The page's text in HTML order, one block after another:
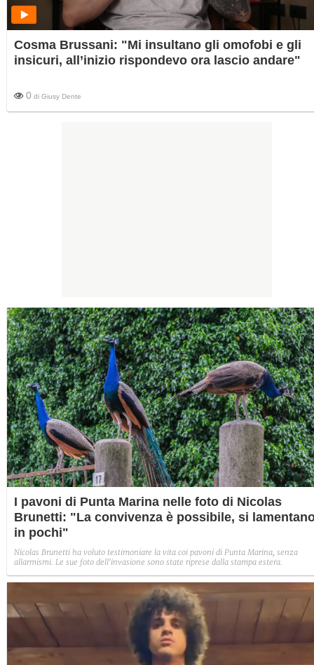
Cosma Brussani: "Mi insultano gli omofobi e gli
insicuri, all’inizio rispondevo ora lascio andare"
0 di Giusy Dente
I pavoni di Punta Marina nelle foto di Nicolas
Brunetti: "La convivenza è possibile, si
in pochi"
Nicolas Brunetti ha voluto testimoniare la vita coi pavoni di Punta Marina, senza
allarmismi. Le sue foto dell'invasione sono state riprese dalla stampa estera.